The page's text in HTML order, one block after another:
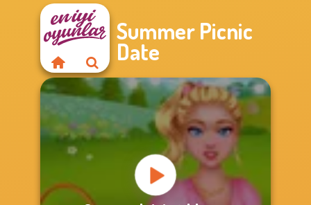
Summer Picnic
Date